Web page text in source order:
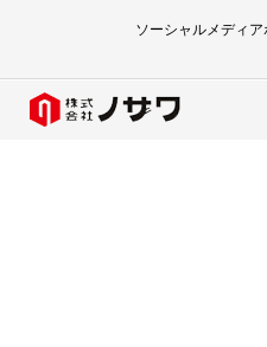
ソーシャルメディア